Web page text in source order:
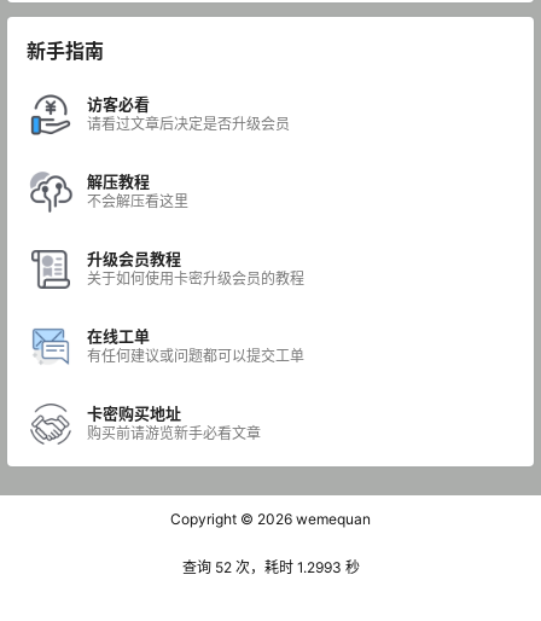
新手指南
访客必看
请看过文章后决定是否升级会员
解压教程
不会解压看这里
升级会员教程
关于如何使用卡密升级会员的教程
在线工单
有任何建议或问题都可以提交工单
卡密购买地址
购买前请游览新手必看文章
Copyright © 2026 wemequan
查询 52 次，耗时 1.2993 秒